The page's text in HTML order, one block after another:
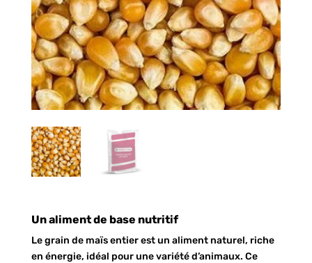
Un aliment de base nutritif
Le grain de maïs entier est un aliment naturel, riche
en énergie, idéal pour une variété d’animaux. Ce